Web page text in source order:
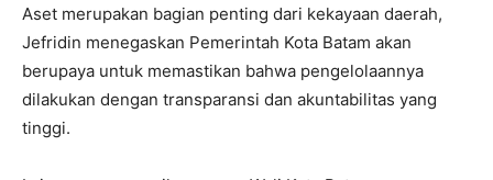
Aset merupakan bagian penting dari kekayaan daerah,
Jefridin menegaskan Pemerintah Kota Batam akan
berupaya untuk memastikan bahwa pengelolaannya
dilakukan dengan transparansi dan akuntabilitas yang
tinggi.